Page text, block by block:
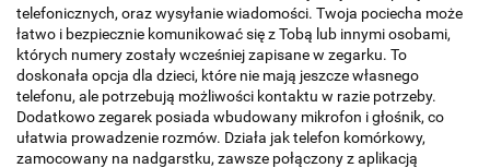
telefonicznych, oraz wysyłanie wiadomości. Twoja pociecha może
łatwo i bezpiecznie komunikować się z Tobą lub innymi osobami,
których numery zostały wcześniej zapisane w zegarku. To
doskonała opcja dla dzieci, które nie mają jeszcze własnego
telefonu, ale potrzebują możliwości kontaktu w razie potrzeby.
Dodatkowo zegarek posiada wbudowany mikrofon i głośnik, co
ułatwia prowadzenie rozmów. Działa jak telefon komórkowy,
zamocowany na nadgarstku, zawsze połączony z aplikacją